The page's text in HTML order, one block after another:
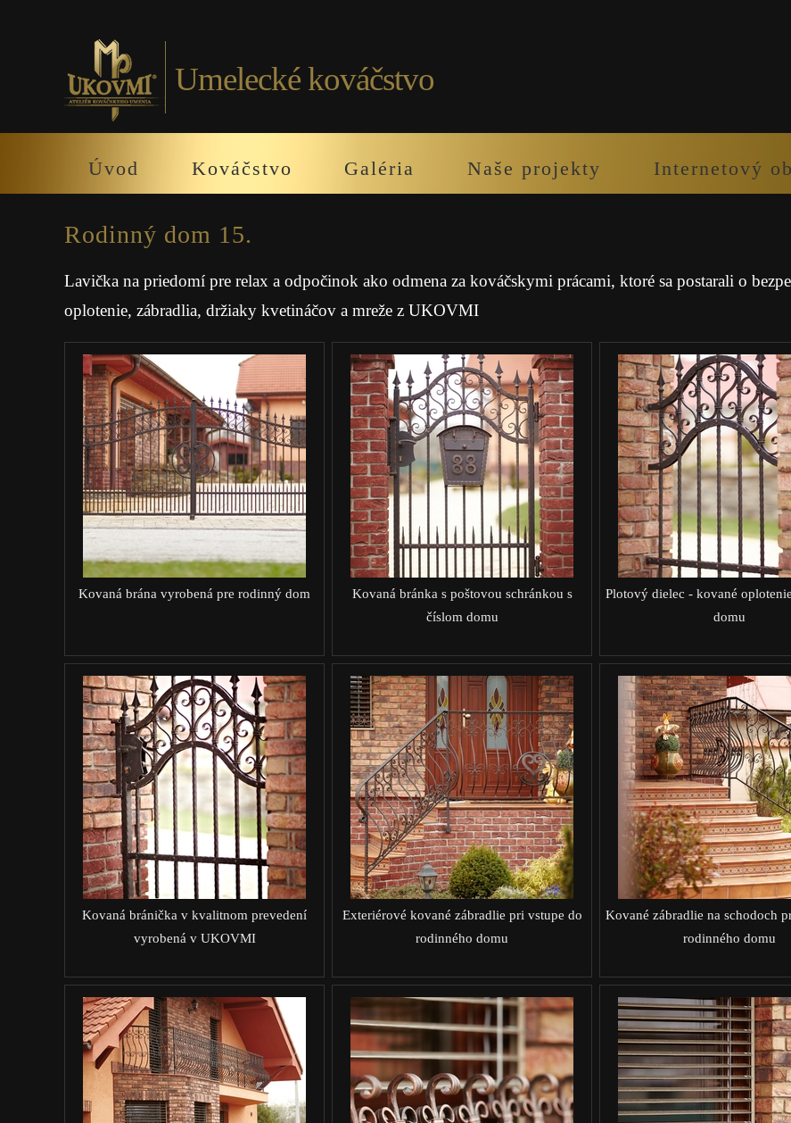
Umelecké kováčstvo
Úvod Kováčstvo Galéria Naše projekty Internetový
Rodinný dom 15.
Lavička na priedomí pre relax a odpočinok ako odmena za kováčskymi prácami, ktoré sa postarali o
oplotenie, zábradlia, držiaky kvetináčov a mreže z UKOVMI
Kovaná brána vyrobená pre rodinný dom
Kovaná bránka s poštovou schránkou s
číslom domu
Plotový dielec - kované
domu
Kovaná bránička v kvalitnom prevedení
vyrobená v UKOVMI
Exteriérové kované zábradlie pri vstupe do
rodinného domu
Kované zábradlie na schodoch
rodinného domu